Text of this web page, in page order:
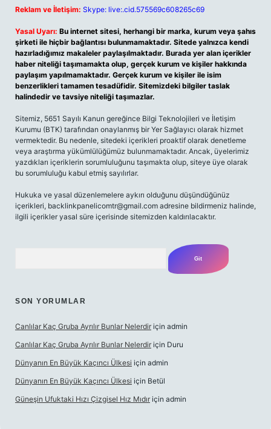
Reklam ve İletişim: Skype: live:.cid.575569c608265c69
Yasal Uyarı: Bu internet sitesi, herhangi bir marka, kurum veya şahıs
şirketi ile hiçbir bağlantısı bulunmamaktadır. Sitede yalnızca kendi
hazırladığımız makaleler paylaşılmaktadır. Burada yer alan içerikler
haber niteliği taşımamakta olup, gerçek kurum ve kişiler hakkında
paylaşım yapılmamaktadır. Gerçek kurum ve kişiler ile isim
benzerlikleri tamamen tesadüfidir. Sitemizdeki bilgiler taslak
halindedir ve tavsiye niteliği taşımazlar.
Sitemiz, 5651 Sayılı Kanun gereğince Bilgi Teknolojileri ve İletişim
Kurumu (BTK) tarafından onaylanmış bir Yer Sağlayıcı olarak hizmet
vermektedir. Bu nedenle, sitedeki içerikleri proaktif olarak denetleme
veya araştırma yükümlülüğümüz bulunmamaktadır. Ancak, üyelerimiz
yazdıkları içeriklerin sorumluluğunu taşımakta olup, siteye üye olarak
bu sorumluluğu kabul etmiş sayılırlar.
Hukuka ve yasal düzenlemelere aykırı olduğunu düşündüğünüz
içerikleri, backlinkpanelicomtr@gmail.com adresine bildirmeniz halinde,
ilgili içerikler yasal süre içerisinde sitemizden kaldırılacaktır.
SON YORUMLAR
Canlılar Kaç Gruba Ayrılır Bunlar Nelerdir için admin
Canlılar Kaç Gruba Ayrılır Bunlar Nelerdir için Duru
Dünyanın En Büyük Kaçıncı Ülkesi için admin
Dünyanın En Büyük Kaçıncı Ülkesi için Betül
Güneşin Ufuktaki Hızı Çizgisel Hız Mıdır için admin